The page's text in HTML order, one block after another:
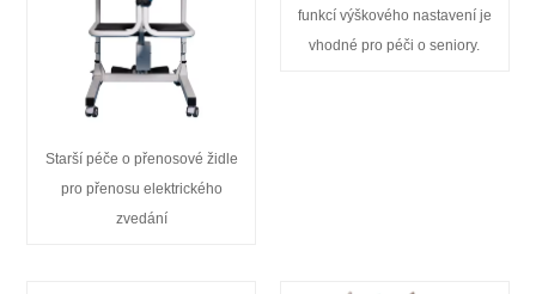
Starší péče o přenosové židle
pro přenosu elektrického
zvedání
funkcí výškového nastavení je
vhodné pro péči o seniory.